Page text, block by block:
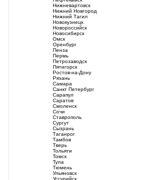
Нижневартовск
Нижний Новгород
Нижний Тагил
Новокузнецк
Новороссийск
Новосибирск
Омск
Оренбург
Пенза
Пермь
Петрозаводск
Пятигорск
Ростов-на-Дону
Рязань
Самара
Санкт Петербург
Сарапул
Саратов
Смоленск
Сочи
Ставрополь
Сургут
Сызрань
Таганрог
Тамбов
Тверь
Тольяти
Томск
Тула
Тюмень
Ульяновск
Уссурийск